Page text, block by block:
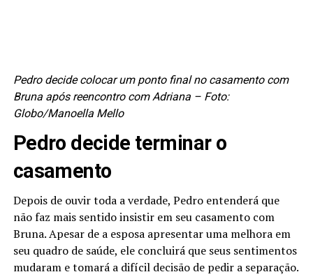
Pedro decide colocar um ponto final no casamento com
Bruna após reencontro com Adriana – Foto:
Globo/Manoella Mello
Pedro decide terminar o
casamento
Depois de ouvir toda a verdade, Pedro entenderá que
não faz mais sentido insistir em seu casamento com
Bruna. Apesar de a esposa apresentar uma melhora em
seu quadro de saúde, ele concluirá que seus sentimentos
mudaram e tomará a difícil decisão de pedir a separação.